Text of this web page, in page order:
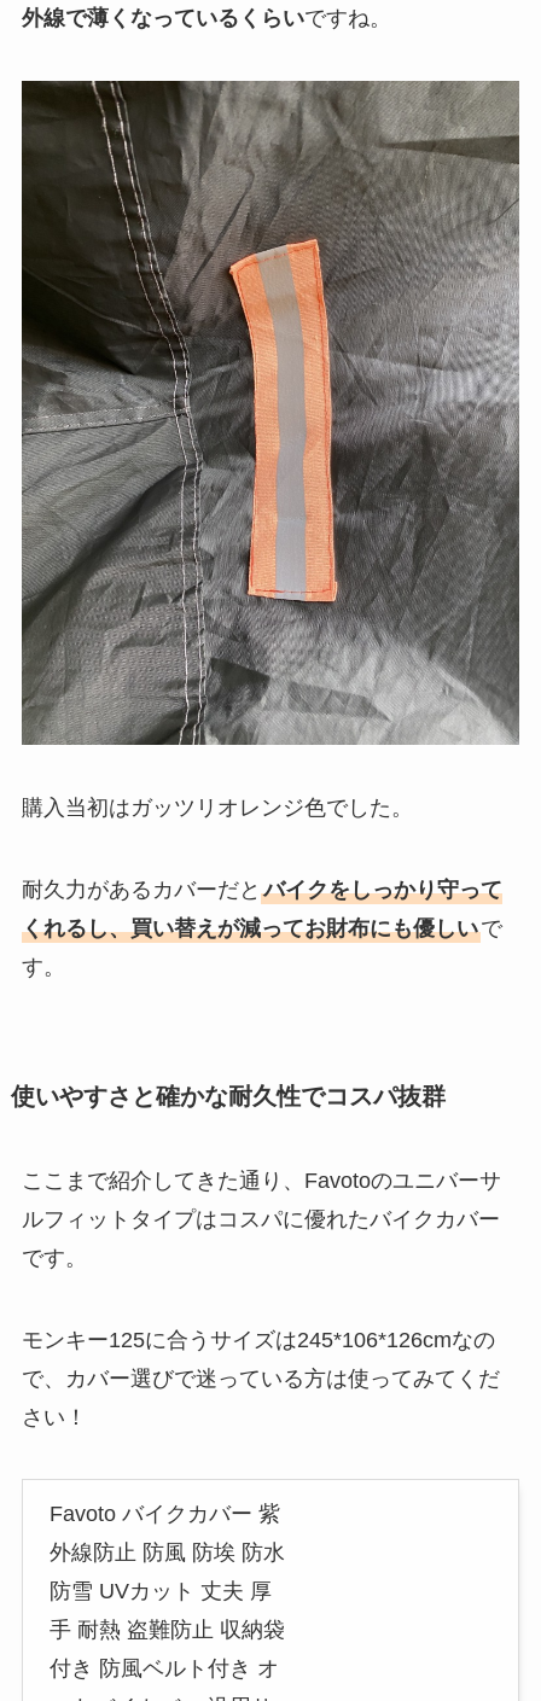
外線で薄くなっているくらいですね。
購入当初はガッツリオレンジ色でした。
耐久力があるカバーだと バイクをしっかり守って
くれるし、買い替えが減ってお財布にも優しいで
す。
使いやすさと確かな耐久性でコスパ抜群
ここまで紹介してきた通り、 Favotoのユニバーサ
ルフィットタイプはコスパに優れたバイクカバー
です。
モンキー125に合うサイズは245*106*126cmなの
で、カバー選びで迷っている方は使ってみてくだ
さい！
Favoto バイクカバー 紫
外線防止 防風 防埃 防水
防雪 UVカット 丈夫 厚
手 耐熱 盗難防止 収納袋
付き 防風ベルト付き オ